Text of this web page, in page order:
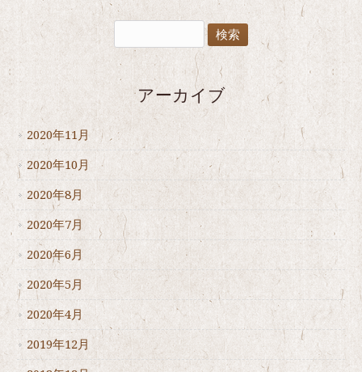
アーカイブ
2020年11月
2020年10月
2020年8月
2020年7月
2020年6月
2020年5月
2020年4月
2019年12月